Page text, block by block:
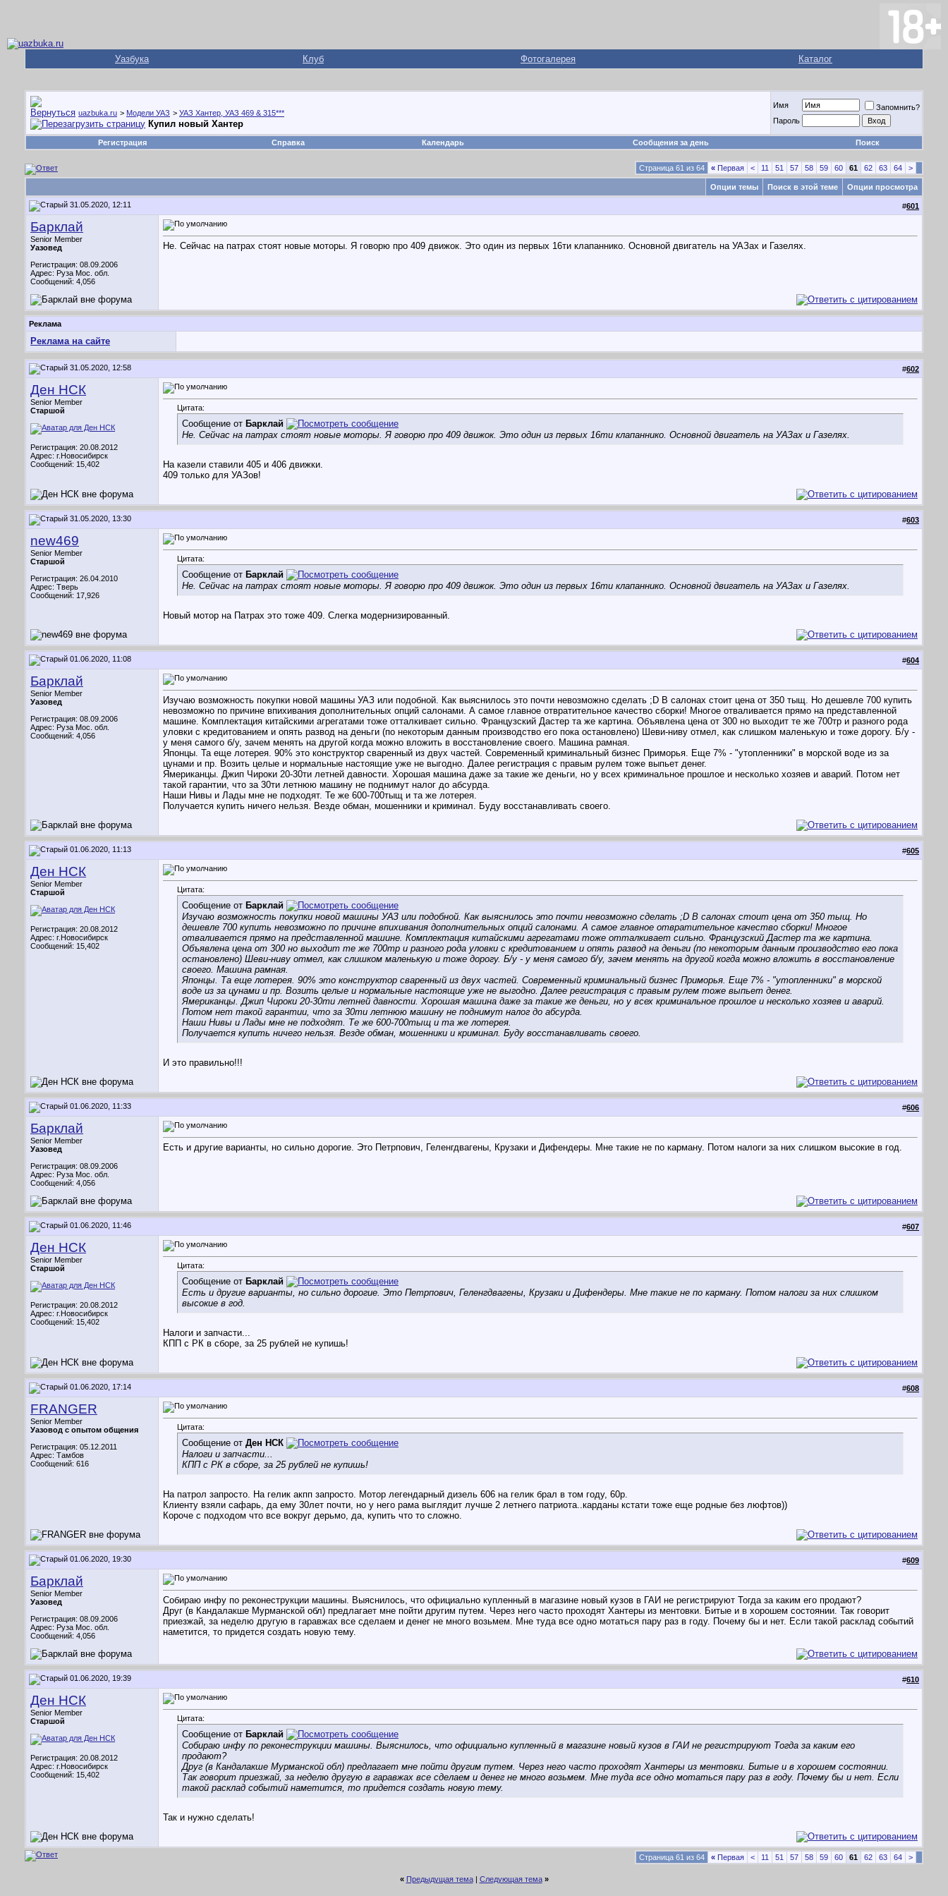
Уазбука Клуб Фотогалерея Каталог
uazbuka.ru > Модели УАЗ > УАЗ Хантер, УАЗ 469 & 315***
Купил новый Хантер
Имя
Запомнить?
Пароль
Регистрация Справка Календарь Сообщения за день Поиск
Страница 61 из 64 « Первая < 11 51 57 58 59 60 61 62 63 64 >
Опции темы Поиск в этой теме Опции просмотра
31.05.2020, 12:11 #601
Барклай
Senior Member
Уазовед
Регистрация: 08.09.2006
Адрес: Руза Мос. обл.
Сообщений: 4,056
Не. Сейчас на патрах стоят новые моторы. Я говорю про 409 движок. Это один из первых 16ти клапаннико. Основной двигатель на УАЗах и Газелях.
Реклама
Реклама на сайте
31.05.2020, 12:58 #602
Ден НСК
Senior Member
Старшой
Регистрация: 20.08.2012
Адрес: г.Новосибирск
Сообщений: 15,402
Цитата:
Сообщение от Барклай
Не. Сейчас на патрах стоят новые моторы. Я говорю про 409 движок. Это один из первых 16ти клапаннико. Основной двигатель на УАЗах и Газелях.
На казели ставили 405 и 406 движки.
409 только для УАЗов!
31.05.2020, 13:30 #603
new469
Senior Member
Старшой
Регистрация: 26.04.2010
Адрес: Тверь
Сообщений: 17,926
Цитата:
Сообщение от Барклай
Не. Сейчас на патрах стоят новые моторы. Я говорю про 409 движок. Это один из первых 16ти клапаннико. Основной двигатель на УАЗах и Газелях.
Новый мотор на Патрах это тоже 409. Слегка модернизированный.
01.06.2020, 11:08 #604
Барклай
Senior Member
Уазовед
Регистрация: 08.09.2006
Адрес: Руза Мос. обл.
Сообщений: 4,056
Изучаю возможность покупки новой машины УАЗ или подобной. Как выяснилось это почти невозможно сделать ;D В салонах стоит цена от 350 тыщ. Но дешевле 700 купить
невозможно по причине впихивания дополнительных опций салонами. А самое главное отвратительное качество сборки! Многое отваливается прямо на представленной
машине. Комплектация китайскими агрегатами тоже отталкивает сильно. Французский Дастер та же картина. Объявлена цена от 300 но выходит те же 700тр и разного рода
уловки с кредитованием и опять развод на деньги (по некоторым данным производство его пока остановлено) Шеви-ниву отмел, как слишком маленькую и тоже дорогу. Б/у -
у меня самого б/у, зачем менять на другой когда можно вложить в восстановление своего. Машина рамная.
Японцы. Та еще лотерея. 90% это конструктор сваренный из двух частей. Современный криминальный бизнес Приморья. Еще 7% - "утопленники" в морской воде из за
цунами и пр. Возить целые и нормальные настоящие уже не выгодно. Далее регистрация с правым рулем тоже выпьет денег.
Ямериканцы. Джип Чироки 20-30ти летней давности. Хорошая машина даже за такие же деньги, но у всех криминальное прошлое и несколько хозяев и аварий. Потом нет
такой гарантии, что за 30ти летнюю машину не поднимут налог до абсурда.
Наши Нивы и Лады мне не подходят. Те же 600-700тыщ и та же лотерея.
Получается купить ничего нельзя. Везде обман, мошенники и криминал. Буду восстанавливать своего.
01.06.2020, 11:13 #605
Ден НСК
Senior Member
Старшой
Регистрация: 20.08.2012
Адрес: г.Новосибирск
Сообщений: 15,402
Цитата:
Сообщение от Барклай
Изучаю возможность покупки новой машины УАЗ или подобной. Как выяснилось это почти невозможно сделать ;D В салонах стоит цена от 350 тыщ. Но
дешевле 700 купить невозможно по причине впихивания дополнительных опций салонами. А самое главное отвратительное качество сборки! Многое
отваливается прямо на представленной машине. Комплектация китайскими агрегатами тоже отталкивает сильно. Французский Дастер та же картина.
Объявлена цена от 300 но выходит те же 700тр и разного рода уловки с кредитованием и опять развод на деньги (по некоторым данным производство его пока
остановлено) Шеви-ниву отмел, как слишком маленькую и тоже дорогу. Б/у - у меня самого б/у, зачем менять на другой когда можно вложить в восстановление
своего. Машина рамная.
Японцы. Та еще лотерея. 90% это конструктор сваренный из двух частей. Современный криминальный бизнес Приморья. Еще 7% - "утопленники" в морской
воде из за цунами и пр. Возить целые и нормальные настоящие уже не выгодно. Далее регистрация с правым рулем тоже выпьет денег.
Ямериканцы. Джип Чироки 20-30ти летней давности. Хорошая машина даже за такие же деньги, но у всех криминальное прошлое и несколько хозяев и аварий.
Потом нет такой гарантии, что за 30ти летнюю машину не поднимут налог до абсурда.
Наши Нивы и Лады мне не подходят. Те же 600-700тыщ и та же лотерея.
Получается купить ничего нельзя. Везде обман, мошенники и криминал. Буду восстанавливать своего.
И это правильно!!!
01.06.2020, 11:33 #606
Барклай
Senior Member
Уазовед
Регистрация: 08.09.2006
Адрес: Руза Мос. обл.
Сообщений: 4,056
Есть и другие варианты, но сильно дорогие. Это Петрпович, Геленгдвагены, Крузаки и Дифендеры. Мне такие не по карману. Потом налоги за них слишком высокие в год.
01.06.2020, 11:46 #607
Ден НСК
Senior Member
Старшой
Регистрация: 20.08.2012
Адрес: г.Новосибирск
Сообщений: 15,402
Цитата:
Сообщение от Барклай
Есть и другие варианты, но сильно дорогие. Это Петрпович, Геленгдвагены, Крузаки и Дифендеры. Мне такие не по карману. Потом налоги за них слишком
высокие в год.
Налоги и запчасти...
КПП с РК в сборе, за 25 рублей не купишь!
01.06.2020, 17:14 #608
FRANGER
Senior Member
Уазовод с опытом общения
Регистрация: 05.12.2011
Адрес: Тамбов
Сообщений: 616
Цитата:
Сообщение от Ден НСК
Налоги и запчасти...
КПП с РК в сборе, за 25 рублей не купишь!
На патрол запросто. На гелик акпп запросто. Мотор легендарный дизель 606 на гелик брал в том году, 60р.
Клиенту взяли сафарь, да ему 30лет почти, но у него рама выглядит лучше 2 летнего патриота..карданы кстати тоже еще родные без люфтов))
Короче с подходом что все вокруг дерьмо, да, купить что то сложно.
01.06.2020, 19:30 #609
Барклай
Senior Member
Уазовед
Регистрация: 08.09.2006
Адрес: Руза Мос. обл.
Сообщений: 4,056
Собираю инфу по реконеструкции машины. Выяснилось, что официально купленный в магазине новый кузов в ГАИ не регистрируют Тогда за каким его продают?
Друг (в Кандалакше Мурманской обл) предлагает мне пойти другим путем. Через него часто проходят Хантеры из ментовки. Битые и в хорошем состоянии. Так говорит
приезжай, за неделю другую в гаравжах все сделаем и денег не много возьмем. Мне туда все одно мотаться пару раз в году. Почему бы и нет. Если такой расклад событий
наметится, то придется создать новую тему.
01.06.2020, 19:39 #610
Ден НСК
Senior Member
Старшой
Регистрация: 20.08.2012
Адрес: г.Новосибирск
Сообщений: 15,402
Цитата:
Сообщение от Барклай
Собираю инфу по реконеструкции машины. Выяснилось, что официально купленный в магазине новый кузов в ГАИ не регистрируют Тогда за каким его
продают?
Друг (в Кандалакше Мурманской обл) предлагает мне пойти другим путем. Через него часто проходят Хантеры из ментовки. Битые и в хорошем состоянии.
Так говорит приезжай, за неделю другую в гаравжах все сделаем и денег не много возьмем. Мне туда все одно мотаться пару раз в году. Почему бы и нет. Если
такой расклад событий наметится, то придется создать новую тему.
Так и нужно сделать!
Страница 61 из 64 « Первая < 11 51 57 58 59 60 61 62 63 64 >
« Предыдущая тема| Следующая тема »